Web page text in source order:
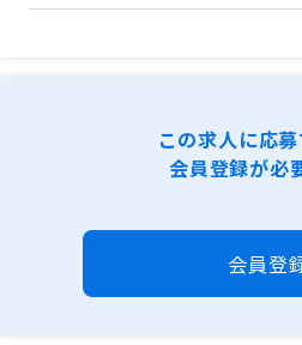
この求人に応
会員登録が必
会員登